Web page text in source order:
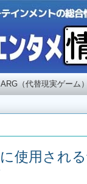
ARG（代替現実ゲーム
に使用され